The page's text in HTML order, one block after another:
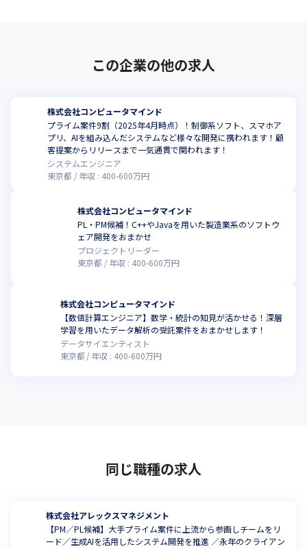
この企業の他の求人
株式会社コンピュータマインド
プライム案件9割（2025年4月時点）！制御系ソフト、スマホア
プリ、AIを組み込んだシステムなど様々な開発に携われます！顧
客提案からリリースまで一気通貫で関われます！
システムエンジニア
東京都
年収 : 400-600万円
株式会社コンピュータマインド
PL・PM候補！C++やJavaを用いた製造業系のソフトウ
ェア開発をおまかせ
プロジェクトリーダー
東京都
年収 : 400-600万円
株式会社コンピュータマインド
【数値計算エンジニア】数学・統計の知見が活かせる！深層
学習を用いたデータ解析の受託案件をおまかせします！
データサイエンティスト
東京都
年収 : 400-600万円
同じ職種の求人
株式会社アレックスマネジメント
【PM／PL候補】大手プライム案件に上流から参画しチームをリ
ード／生成AIを活用したシステム開発を推進 ／永年のクライアン